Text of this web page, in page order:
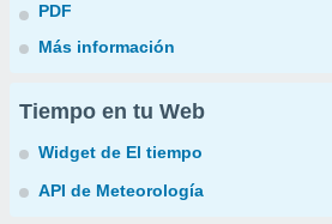
PDF
Más información
Tiempo en tu Web
Widget de El tiempo
API de Meteorología